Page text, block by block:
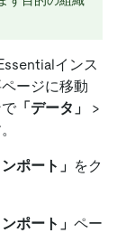
インス
ージに移動
「データ」
>
ポート」 をク
ポート」 ペー